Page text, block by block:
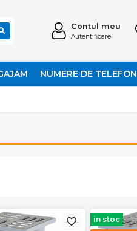
Contul meu
Autentificare
NUMERE DE TELEFON
in stoc